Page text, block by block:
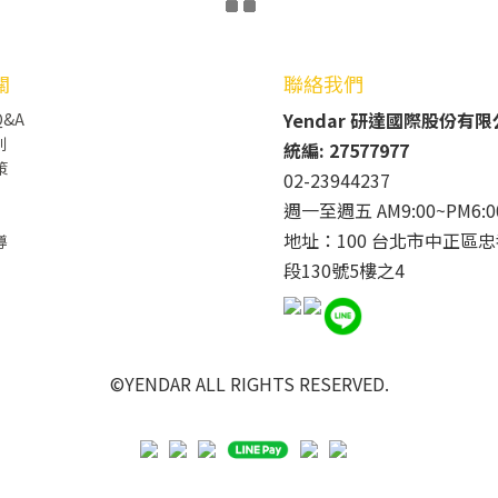
聯絡我們
Yendar 研達國際股份有限
統編: 27577977
02-23944237
週一至週五
地址：100 台北市中正區
段130號5樓之4
©YENDAR ALL RIGHTS RESERVED.